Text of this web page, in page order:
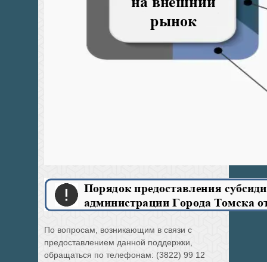
По вопросам, возникающим в связи с
предоставлением данной поддержки,
обращаться по телефонам: (3822) 99 12